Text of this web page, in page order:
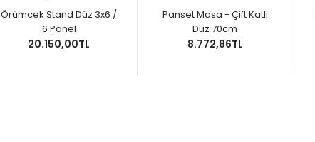
Örümcek Stand Düz 3x6 /
6 Panel
20.150,00TL
Panset Masa - Çift Katlı
Düz 70cm
8.772,86TL